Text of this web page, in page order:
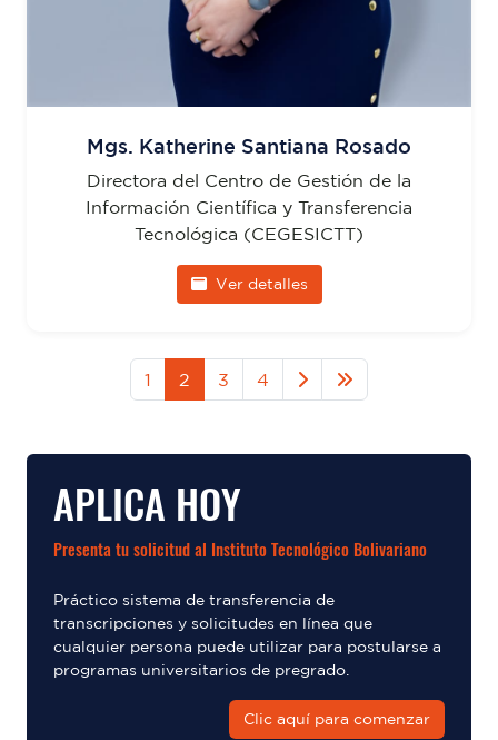
APLICA HOY
Presenta tu solicitud al Instituto Tecnológico Bolivariano
Práctico sistema de transferencia de
transcripciones y solicitudes en línea que
cualquier persona puede utilizar para postularse a
programas universitarios de pregrado.
Clic aquí para comenzar
Mgs. Katherine Santiana Rosado
Directora del Centro de Gestión de la
Información Científica y Transferencia
Tecnológica (CEGESICTT)
Ver detalles
1 2 3 4